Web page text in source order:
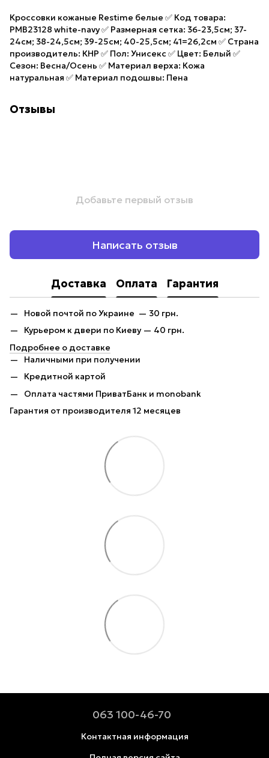
Кроссовки кожаные Restime белые ✅ Код товара:
PMB23128 white-navy ✅ Размерная сетка: 36-23,5см; 37-
24см; 38-24,5см; 39-25см; 40-25,5см; 41=26,2см ✅ Страна
производитель: КНР ✅ Пол: Унисекс ✅ Цвет: Белый ✅
Сезон: Весна/Осень ✅ Материал верха: Кожа
натуральная ✅ Материал подошвы: Пена
Отзывы
Добавьте первый отзыв
Написать отзыв
Доставка Оплата Гарантия
Новой почтой по Украине — 30 грн.
Курьером к двери по Киеву — 40 грн.
Подробнее о доставке
Наличными при получении
Кредитной картой
Оплата частями ПриватБанк и monobank
Гарантия от производителя 12 месяцев
063 100-46-70
Контактная информация